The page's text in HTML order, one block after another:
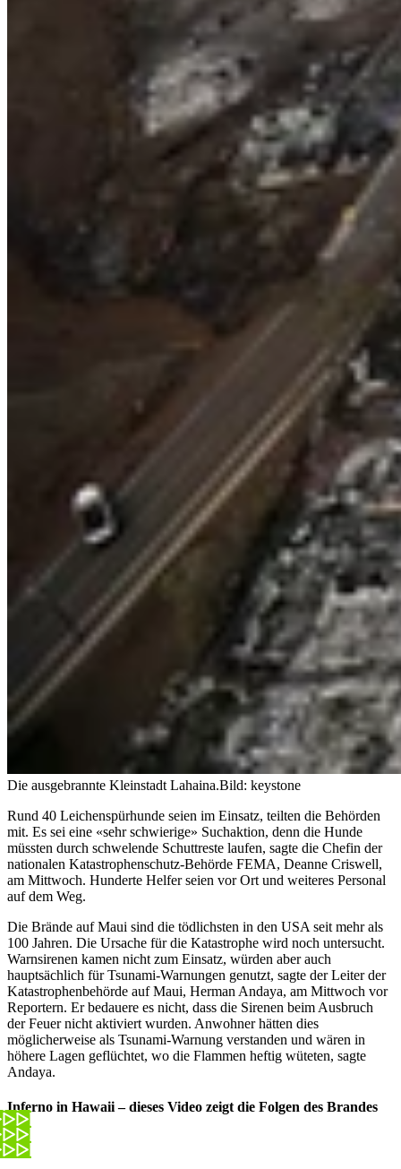
Die ausgebrannte Kleinstadt Lahaina.Bild: keystone
Rund 40 Leichenspürhunde seien im Einsatz, teilten die Behörden
mit. Es sei eine «sehr schwierige» Suchaktion, denn die Hunde
müssten durch schwelende Schuttreste laufen, sagte die Chefin der
nationalen Katastrophenschutz-Behörde FEMA, Deanne Criswell,
am Mittwoch. Hunderte Helfer seien vor Ort und weiteres Personal
auf dem Weg.
Die Brände auf Maui sind die tödlichsten in den USA seit mehr als
100 Jahren. Die Ursache für die Katastrophe wird noch untersucht.
Warnsirenen kamen nicht zum Einsatz, würden aber auch
hauptsächlich für Tsunami-Warnungen genutzt, sagte der Leiter der
Katastrophenbehörde auf Maui, Herman Andaya, am Mittwoch vor
Reportern. Er bedauere es nicht, dass die Sirenen beim Ausbruch
der Feuer nicht aktiviert wurden. Anwohner hätten dies
möglicherweise als Tsunami-Warnung verstanden und wären in
höhere Lagen geflüchtet, wo die Flammen heftig wüteten, sagte
Andaya.
Inferno in Hawaii – dieses Video zeigt die Folgen des Brandes